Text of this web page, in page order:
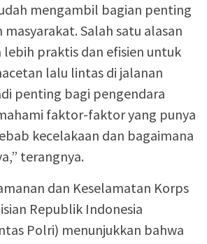
mengambil bagian penting
Salah satu alasan
lebih praktis dan efisien untuk
lalu lintas di jalanan
penting bagi pengendara
faktor-faktor yang punya
kecelakaan dan bagaimana
terangnya.
dan Keselamatan Korps
Republik Indonesia
Polri) menunjukkan bahwa